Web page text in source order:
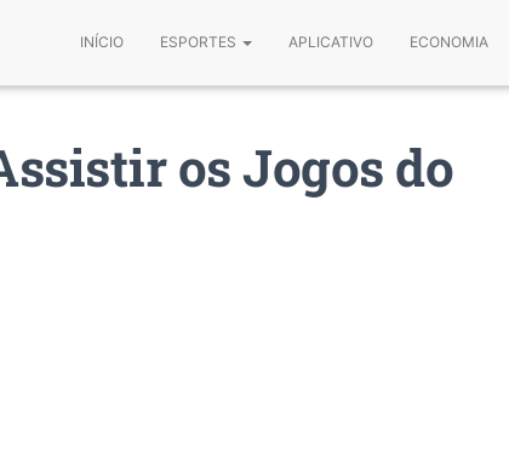
INÍCIO ESPORTES APLICATIVO ECONOMIA
os Jogos do